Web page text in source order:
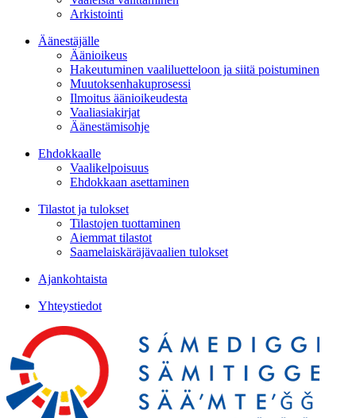
Arkistointi
Äänestäjälle
Äänioikeus
Hakeutuminen vaaliluetteloon ja siitä poistuminen
Muutoksenhakuprosessi
Ilmoitus äänioikeudesta
Vaaliasiakirjat
Äänestämisohje
Ehdokkaalle
Vaalikelpoisuus
Ehdokkaan asettaminen
Tilastot ja tulokset
Tilastojen tuottaminen
Aiemmat tilastot
Saamelaiskäräjävaalien tulokset
Ajankohtaista
Yhteystiedot